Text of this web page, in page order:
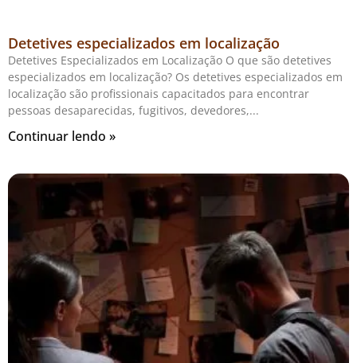
Detetives especializados em localização
Detetives Especializados em Localização O que são detetives
especializados em localização? Os detetives especializados em
localização são profissionais capacitados para encontrar
pessoas desaparecidas, fugitivos, devedores,
Continuar lendo »